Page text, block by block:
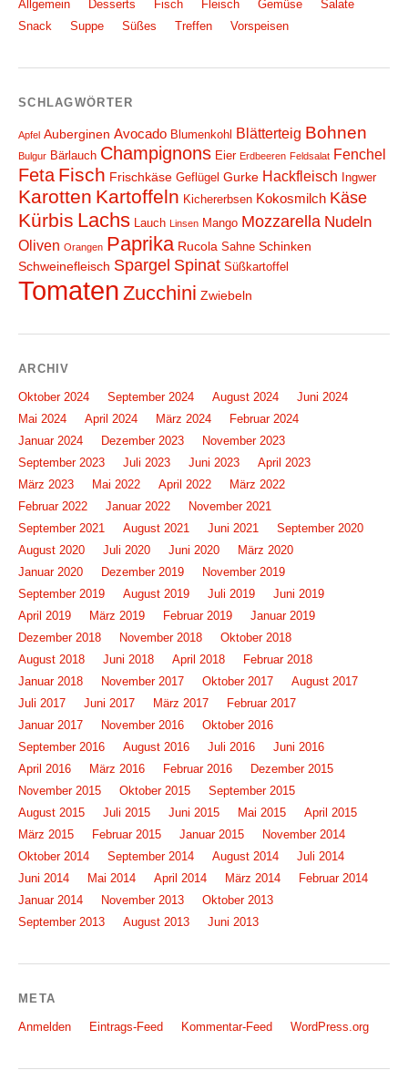
Allgemein Desserts Fisch Fleisch Gemüse
Salate
Snack
Suppe Süßes Treffen Vorspeisen
SCHLAGWÖRTER
Apfel Auberginen Avocado Blumenkohl Blätterteig Bohnen
Bulgur Bärlauch Champignons Eier Erdbeeren Feldsalat Fenchel
Feta Fisch Frischkäse Geflügel Gurke Hackfleisch Ingwer
Karotten Kartoffeln Kichererbsen Kokosmilch Käse
Kürbis Lachs Lauch Linsen Mango Mozzarella Nudeln
Oliven Orangen Paprika Rucola Sahne Schinken
Schweinefleisch Spargel Spinat Süßkartoffel
Tomaten Zucchini Zwiebeln
ARCHIV
Oktober 2024 September 2024 August 2024
Juni 2024
Mai 2024
April 2024 März 2024
Februar 2024
Januar 2024
Dezember 2023
November 2023
September 2023
Juli 2023 Juni 2023
April 2023
März 2023
Mai 2022 April 2022
März 2022
Februar 2022
Januar 2022
November 2021
September 2021
August 2021 Juni 2021
September 2020
August 2020
Juli 2020 Juni 2020
März 2020
Januar 2020
Dezember 2019
November 2019
September 2019
August 2019 Juli 2019
Juni 2019
April 2019
März 2019 Februar 2019
Januar 2019
Dezember 2018
November 2018
Oktober 2018
August 2018
Juni 2018 April 2018
Februar 2018
Januar 2018
November 2017 Oktober 2017
August 2017
Juli 2017
Juni 2017 März 2017
Februar 2017
Januar 2017
November 2016
Oktober 2016
September 2016
August 2016 Juli 2016
Juni 2016
April 2016
März 2016 Februar 2016
Dezember 2015
November 2015
Oktober 2015
September 2015
August 2015
Juli 2015 Juni 2015 Mai 2015
April 2015
März 2015
Februar 2015 Januar 2015
November 2014
Oktober 2014
September 2014 August 2014
Juli 2014
Juni 2014
Mai 2014 April 2014 März 2014
Februar 2014
Januar 2014
November 2013
Oktober 2013
September 2013
August 2013 Juni 2013
META
Anmelden Eintrags-Feed Kommentar-Feed WordPress.org